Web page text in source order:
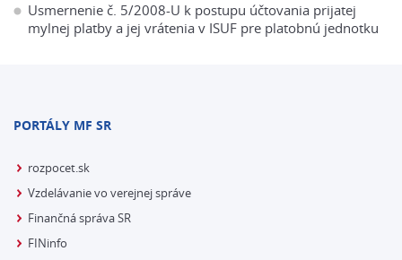
Usmernenie č. 5/2008-U k postupu účtovania prijatej
mylnej platby a jej vrátenia v ISUF pre platobnú jednotku
PORTÁLY MF SR
rozpocet.sk
Vzdelávanie vo verejnej správe
Finančná správa SR
FINinfo